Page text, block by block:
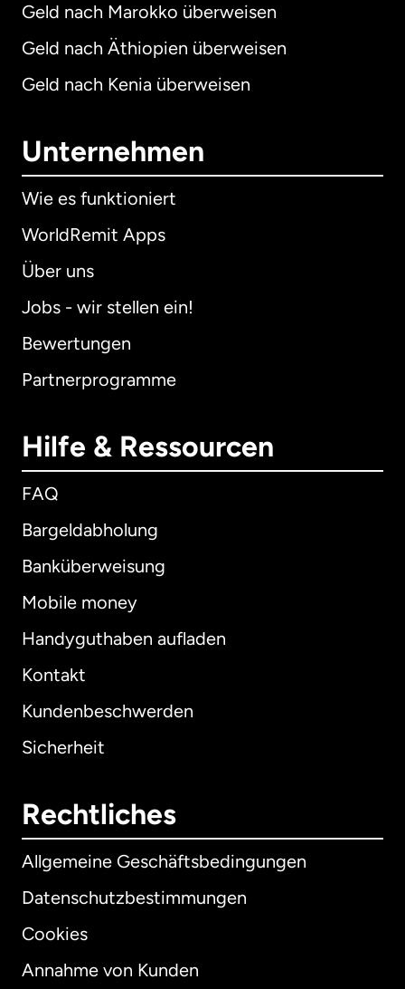
Geld nach Marokko überweisen
Geld nach Äthiopien überweisen
Geld nach Kenia überweisen
Unternehmen
Wie es funktioniert
WorldRemit Apps
Über uns
Jobs - wir stellen ein!
Bewertungen
Partnerprogramme
Hilfe & Ressourcen
FAQ
Bargeldabholung
Banküberweisung
Mobile money
Handyguthaben aufladen
Kontakt
Kundenbeschwerden
Sicherheit
Rechtliches
Allgemeine Geschäftsbedingungen
Datenschutzbestimmungen
Cookies
Annahme von Kunden